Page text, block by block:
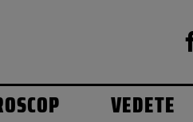
VEDETE